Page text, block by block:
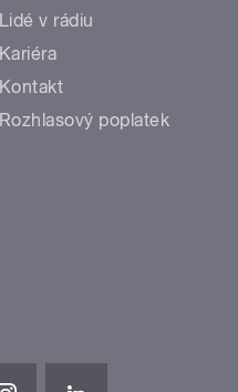
Lidé v rádiu
Kariéra
Kontakt
Rozhlasový poplatek